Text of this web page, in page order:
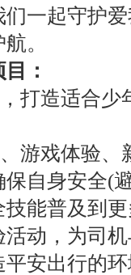
一起守护
。
：
造适合少
戏体验、
自身安全(
能普及到
动，为司
安出行的